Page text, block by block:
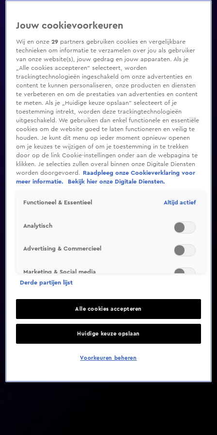
Video helaas niet gevonden
Jouw cookievoorkeuren
Wij en onze29 partners gebruiken cookies en vergelijkbare
technieken om informatie te verzamelen over jou als gebruiker
van onze website(s), jouw gedrag en jouw apparaten. Als je
„Alle cookies accepteren” selecteert, worden
trackingtechnologieën ingeschakeld om onze advertenties en
content te kunnen personaliseren, onze producten en diensten
te verbeteren en om de prestaties van advertenties en content
te meten. Als je „Huidige keuze opslaan” selecteert of je
toestemming intrekt, worden deze trackingtechnologieën
uitgeschakeld. We gebruiken dan enkel functionele en essentiële
cookies om de website goed te laten functioneren en veilig te
houden. Je kunt dit menu op ieder moment opnieuw openen
om je keuzes te wijzigen of om je toestemming in te trekken
door op de link Cookie-instellingen onder aan de webpagina te
klikken. Je selecties zullen overal binnen onze Digitale Diensten
worden doorgevoerd.
Raadpleeg onze Cookieverklaring voor
meer informatie.
Bekijk hier onze Digitale Diensten.
Functioneel & Essentieel Altijd actief
Analytisch
Advertising & Commercieel
Marketing & Social media
Derde partijen lijst
Alle cookies accepteren
Huidige keuze opslaan
Voorkeuren beheren